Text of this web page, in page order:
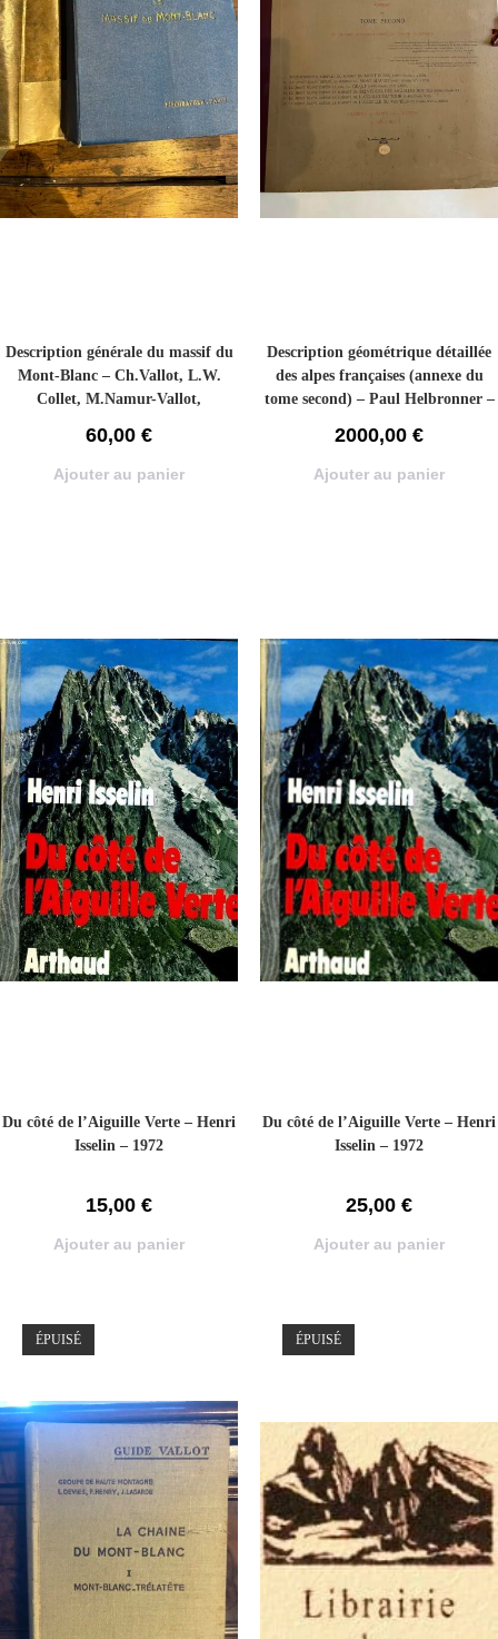
Description générale du massif du
Mont-Blanc – Ch.Vallot, L.W.
Collet, M.Namur-Vallot,
1925
60,00 €
Ajouter au panier
Description géométrique détaillée
des alpes françaises (annexe du
tome second) – Paul Helbronner –
2000,00 €
Ajouter au panier
Du côté de l’Aiguille Verte – Henri
Isselin – 1972
15,00 €
Ajouter au panier
Du côté de l’Aiguille Verte – Henri
Isselin – 1972
25,00 €
Ajouter au panier
ÉPUISÉ ÉPUISÉ